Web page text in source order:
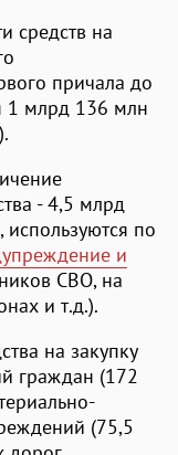
средств на
причала до
1 млрд 136 млн
- 4,5 млрд
используются по
и
СВО, на
и т.д.).
на закупку
граждан (172
(75,5